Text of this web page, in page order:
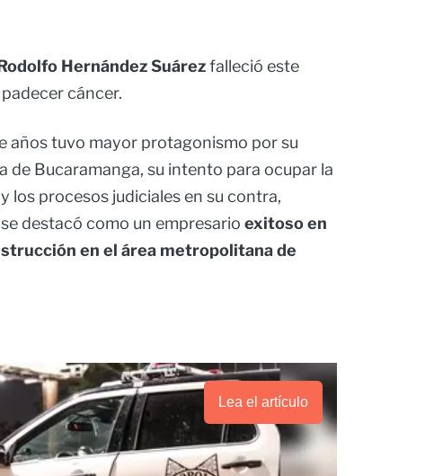
Hernández Suárezfalleció este
cáncer.
años tuvo mayor protagonismo por su
de Bucaramanga, su intento para ocupar la
los procesos judiciales en su contra,
destacó como un empresario exitoso en
en el área metropolitana de
Lea el artículo